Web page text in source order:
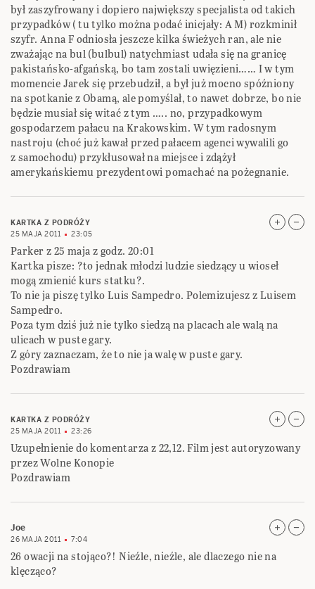
był zaszyfrowany i dopiero największy specjalista od takich
przypadków ( tu tylko można podać inicjały: A M) rozkminił
szyfr. Anna F odniosła jeszcze kilka świeżych ran, ale nie
zważając na bul (bulbul) natychmiast udała się na granicę
pakistańsko-afgańską, bo tam zostali uwięzieni…… I w tym
momencie Jarek się przebudził, a był już mocno spóźniony
na spotkanie z Obamą, ale pomyślał, to nawet dobrze, bo nie
będzie musiał się witać z tym ….. no, przypadkowym
gospodarzem pałacu na Krakowskim. W tym radosnym
nastroju (choć już kawał przed pałacem agenci wywalili go
z samochodu) przykłusował na miejsce i zdążył
amerykańskiemu prezydentowi pomachać na pożegnanie.
KARTKA Z PODRÓŻY
25 MAJA 2011
23:05
Parker z 25 maja z godz. 20:01
Kartka pisze: ?to jednak młodzi ludzie siedzący u wioseł
mogą zmienić kurs statku?.
To nie ja piszę tylko Luis Sampedro. Polemizujesz z Luisem
Sampedro.
Poza tym dziś już nie tylko siedzą na placach ale walą na
ulicach w puste gary.
Z góry zaznaczam, że to nie ja walę w puste gary.
Pozdrawiam
KARTKA Z PODRÓŻY
25 MAJA 2011
23:26
Uzupełnienie do komentarza z 22,12. Film jest autoryzowany
przez Wolne Konopie
Pozdrawiam
Joe
26 MAJA 2011 7:04
26 owacji na stojąco?! Nieźle, nieźle, ale dlaczego nie na
klęcząco?